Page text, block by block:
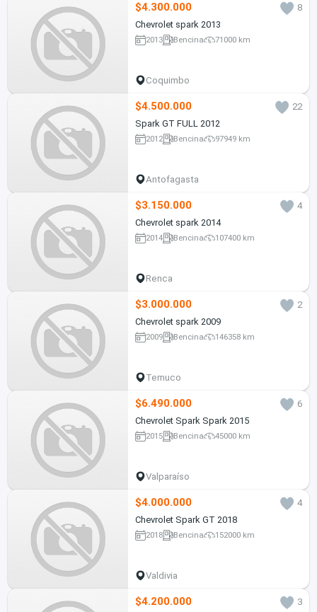
$4.300.000
8
Chevrolet spark 2013
2013 Bencina 71000 km
Coquimbo
$4.500.000
22
Spark GT FULL 2012
2012 Bencina 97949 km
Antofagasta
$3.150.000
4
Chevrolet spark 2014
2014 Bencina 107400 km
Renca
$3.000.000
2
Chevrolet spark 2009
2009 Bencina 146358 km
Temuco
$6.490.000
6
Chevrolet Spark Spark 2015
2015 Bencina 45000 km
Valparaíso
$4.000.000
4
Chevrolet Spark GT 2018
2018 Bencina 152000 km
Valdivia
$4.200.000
3